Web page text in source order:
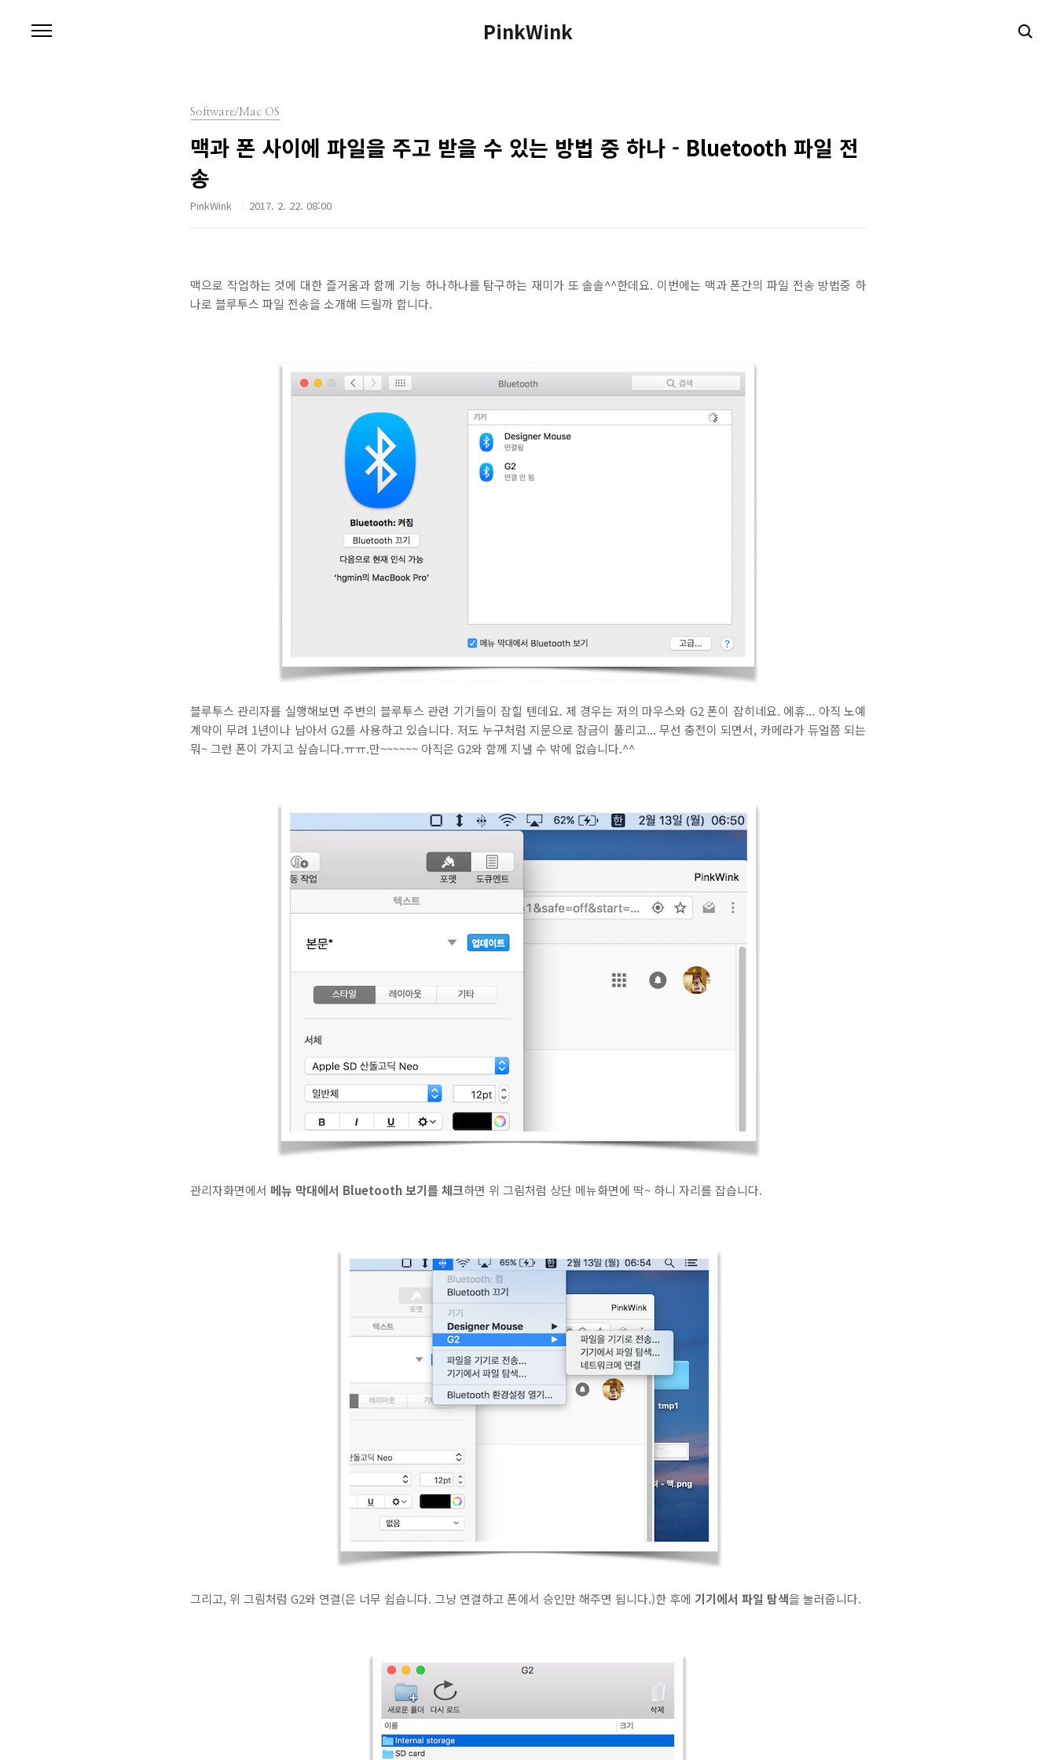
PinkWink
Software/Mac OS
맥과 폰 사이에 파일을 주고 받을 수 있는 방법 중 하나 - Bluetooth 파일 전
송
PinkWink 2017. 2. 22. 08:00
맥으로 작업하는 것에 대한 즐거움과 함께 기능 하나하나를 탐구하는 재미가 또 솔솔^^한데요. 이번에는 맥과 폰간의 파일 전송 방법중 하
나로 블루투스 파일 전송을 소개해 드릴까 합니다.
블루투스 관리자를 실행해보면 주변의 블루투스 관련 기기들이 잡힐 텐데요. 제 경우는 저의 마우스와 G2 폰이 잡히네요. 에휴... 아직 노예
계약이 무려 1년이나 남아서 G2를 사용하고 있습니다. 저도 누구처럼 지문으로 잠금이 풀리고... 무선 충전이 되면서, 카메라가 듀얼쯤 되는
뭐~ 그런 폰이 가지고 싶습니다.ㅠㅠ.만~~~~~~ 아직은 G2와 함께 지낼 수 밖에 없습니다.^^
관리자화면에서 메뉴 막대에서 Bluetooth 보기를 체크하면 위 그림처럼 상단 메뉴화면에 딱~ 하니 자리를 잡습니다.
그리고, 위 그림처럼 G2와 연결(은 너무 쉽습니다. 그냥 연결하고 폰에서 승인만 해주면 됩니다.)한 후에 기기에서 파일 탐색을 눌러줍니다.